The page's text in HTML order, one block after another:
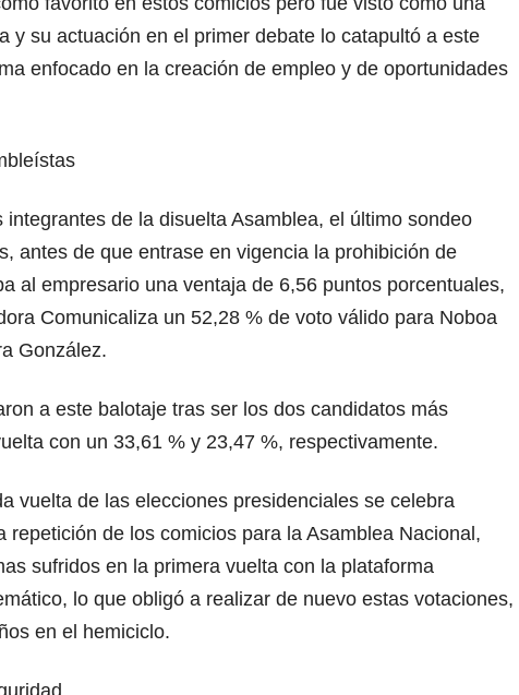
y su actuación en el primer debate lo catapultó a este
enfocado en la creación de empleo y de oportunidades
integrantes de la disuelta Asamblea, el último sondeo
antes de que entrase en vigencia la prohibición de
al empresario una ventaja de 6,56 puntos porcentuales,
Comunicaliza un 52,28 % de voto válido para Noboa
González.
a este balotaje tras ser los dos candidatos más
con un 33,61 % y 23,47 %, respectivamente.
vuelta de las elecciones presidenciales se celebra
repetición de los comicios para la Asamblea Nacional,
sufridos en la primera vuelta con la plataforma
lo que obligó a realizar de nuevo estas votaciones,
en el hemiciclo.